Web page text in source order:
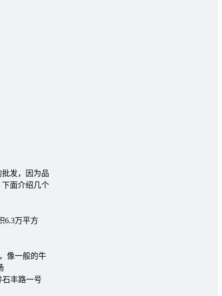
发，因为品
面介绍几个
6.3万平方
像一般的牛
石丰路一号